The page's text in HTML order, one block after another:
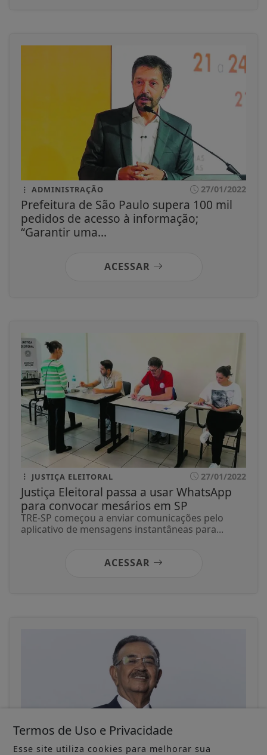
ADMINISTRAÇÃO 27/01/2022
Prefeitura de São Paulo supera 100 mil
pedidos de acesso à informação;
“Garantir uma...
ACESSAR
JUSTIÇA ELEITORAL 27/01/2022
Justiça Eleitoral passa a usar WhatsApp
para convocar mesários em SP
TRE-SP começou a enviar comunicações pelo
aplicativo de mensagens instantâneas para...
ACESSAR
Termos de Uso e Privacidade
Esse site utiliza cookies para melhorar sua